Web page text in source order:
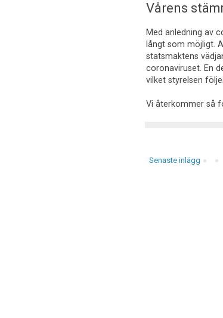
Vårens
Med anledning av
långt som möjligt.
statsmaktens
coronaviruset. En
vilket styrelsen
Vi återkommer så
Senaste inlägg